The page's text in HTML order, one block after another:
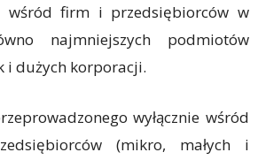
wśród firm i przedsiębiorców w
najmniejszych podmiotów
i dużych korporacji.
wyłącznie wśród
(mikro, małych i